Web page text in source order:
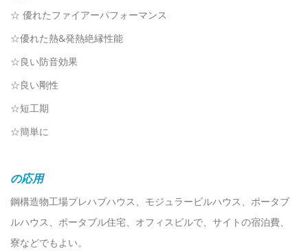
☆ 優れたファイアーパフォーマンス
☆優れた熱&発熱絶縁性能
☆良い防音効果
☆良い剛性
☆短工期
☆簡単に
の応用
鋼構造物工場プレハブハウス、モジュラービルハウス、ポータブ
ルハウス、ポータブル住宅、オフィスビルで、サイトの宿泊費、
寮などでもよい。